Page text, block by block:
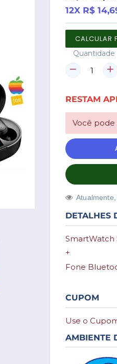
normal
12X R$
CALCULAR
Quantidade
RESTAM
Você pode
DETALHES
SmartWatch
+
Fone
CUPOM
Use o
AMBIENTE